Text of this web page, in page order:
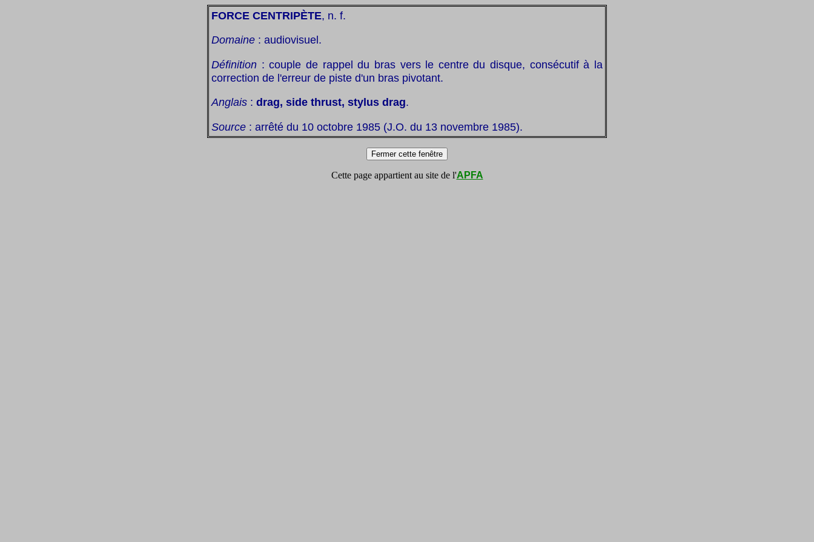
FORCE CENTRIPÈTE, n. f.
Domaine : audiovisuel.
Définition : couple de rappel du bras vers le centre du disque, consécutif à la
correction de l'erreur de piste d'un bras pivotant.
Anglais : drag, side thrust, stylus drag.
Source : arrêté du 10 octobre 1985 (J.O. du 13 novembre 1985).
Cette page appartient au site de l'APFA